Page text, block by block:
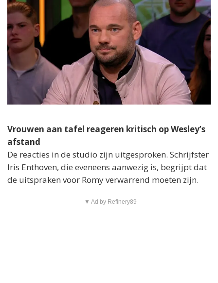
Vrouwen aan tafel reageren kritisch op Wesley’s
afstand
De reacties in de studio zijn uitgesproken. Schrijfster
Iris Enthoven, die eveneens aanwezig is, begrijpt dat
de uitspraken voor Romy verwarrend moeten zijn.
▼ Ad by Refinery89